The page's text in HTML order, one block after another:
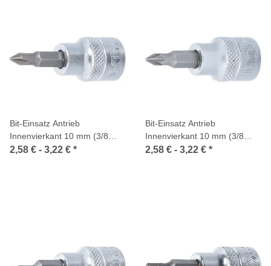
Bit-Einsatz Antrieb
Innenvierkant 10 mm (3/8
Zoll) Kreuzschlitz PH
2,58 € - 3,22 € *
Bit-Einsatz Antrieb
Innenvierkant 10 mm (3/8
Zoll) Kreuzschlitz PZ
2,58 € - 3,22 € *